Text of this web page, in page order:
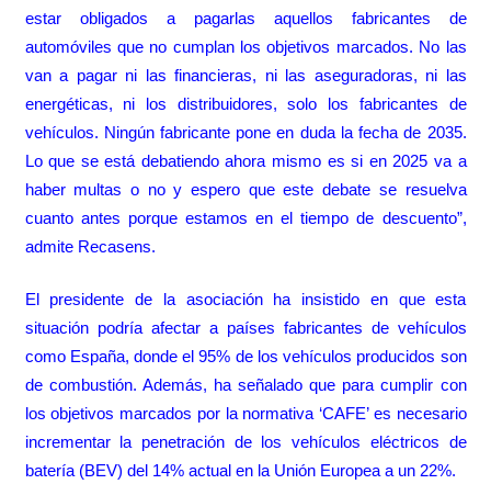
estar obligados a pagarlas aquellos fabricantes de
automóviles que no cumplan los objetivos marcados. No las
van a pagar ni las financieras, ni las aseguradoras, ni las
energéticas, ni los distribuidores, solo los fabricantes de
vehículos. Ningún fabricante pone en duda la fecha de 2035.
Lo que se está debatiendo ahora mismo es si en 2025 va a
haber multas o no y espero que este debate se resuelva
cuanto antes porque estamos en el tiempo de descuento”,
admite Recasens.
El presidente de la asociación ha insistido en que esta
situación podría afectar a países fabricantes de vehículos
como España, donde el 95% de los vehículos producidos son
de combustión. Además, ha señalado que para cumplir con
los objetivos marcados por la normativa ‘CAFE’ es necesario
incrementar la penetración de los vehículos eléctricos de
batería (BEV) del 14% actual en la Unión Europea a un 22%.